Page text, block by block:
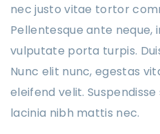
nec justo vitae tortor
Pellentesque ante neque,
vulputate porta turpis.
Nunc elit nunc, egestas
eleifend velit.
lacinia nibh mattis nec.